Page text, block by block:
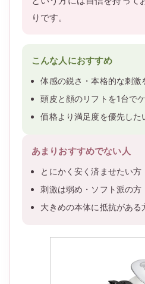
りです。
こんな人におすすめ
体感の鋭さ・本格的な刺激
頭皮と顔のリフトを1台で
価格より満足度を優先した
あまりおすすめでない人
とにかく安く済ませたい方
刺激は弱め・ソフト派の方
大きめの本体に抵抗がある